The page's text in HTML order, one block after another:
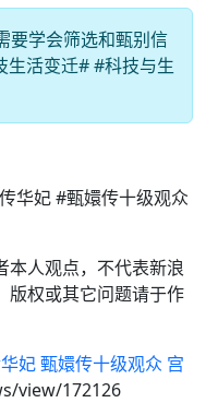
要学会筛选和甄别信
生活变迁# #科技与生
妃 #甄嬛传十级观众
本人观点，不代表新浪
版权或其它问题请于作
妃 甄嬛传十级观众 宫
view/172126